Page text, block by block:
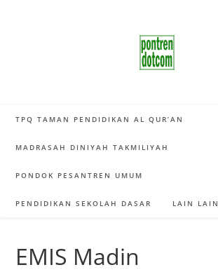
TPQ TAMAN PENDIDIKAN AL QUR’AN
MADRASAH DINIYAH TAKMILIYAH
PONDOK PESANTREN UMUM
PENDIDIKAN SEKOLAH DASAR LAIN LAIN
EMIS Madin